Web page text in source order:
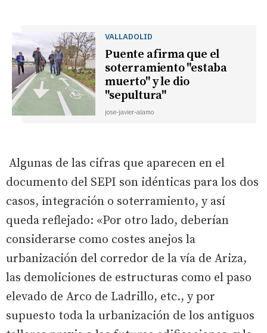
VALLADOLID
Puente afirma que el
soterramiento "estaba
muerto" y le dio
"sepultura"
jose-javier-alamo
Algunas de las cifras que aparecen en el
documento del SEPI son idénticas para los dos
casos, integración o soterramiento, y así
queda reflejado: «Por otro lado, deberían
considerarse como costes anejos la
urbanización del corredor de la vía de Ariza,
las demoliciones de estructuras como el paso
elevado de Arco de Ladrillo, etc., y por
supuesto toda la urbanización de los antiguos